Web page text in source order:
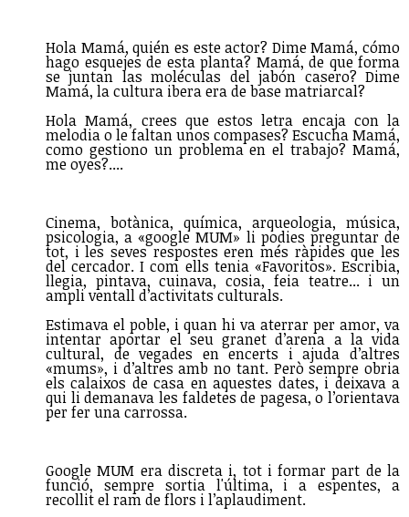
Hola Mamá, quién es este actor? Dime Mamá, cómo
hago esquejes de esta planta? Mamá, de que forma
se juntan las moléculas del jabón casero? Dime
Mamá, la cultura ibera era de base matriarcal?
Hola Mamá, crees que estos letra encaja con la
melodia o le faltan unos compases? Escucha Mamá,
como gestiono un problema en el trabajo? Mamá,
me oyes?....
Cinema, botànica, química, arqueologia, música,
psicologia, a «google MUM» li podies preguntar de
tot, i les seves respostes eren més ràpides que les
del cercador. I com ells tenia «Favoritos». Escribia,
llegia, pintava, cuinava, cosia, feia teatre... i un
ampli ventall d’activitats culturals.
Estimava el poble, i quan hi va aterrar per amor, va
intentar aportar el seu granet d’arena a la vida
cultural, de vegades en encerts i ajuda d’altres
«mums», i d’altres amb no tant. Però sempre obria
els calaixos de casa en aquestes dates, i deixava a
qui li demanava les faldetes de pagesa, o l’orientava
per fer una carrossa.
Google MUM era discreta i, tot i formar part de la
funció, sempre sortia l'última, i a espentes, a
recollit el ram de flors i l’aplaudiment.